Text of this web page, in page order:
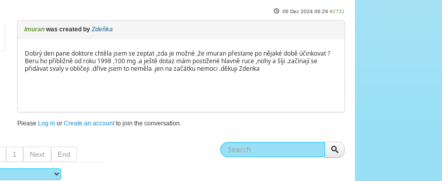
06 Dec 2024 06:29 #2731
Imuran was created byZdeňka
Dobrý den pane doktore chtěla jsem se zeptat ,zda je možné ,že imuran přestane po nějaké době účinkovat ?
Beru ho přibližně od roku 1998 ,100 mg .a ještě dotaz mám postižené hlavně ruce ,nohy a šíji .začínají se
přidávat svaly v obličeji .dříve jsem to neměla .jen na začátku nemoci .děkuji Zdenka
Please Log in orCreate an accountto join the conversation.
1 Next End